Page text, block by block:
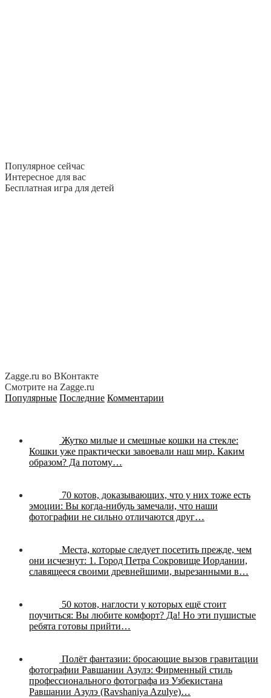
Популярное сейчас
Интересное для вас
Бесплатная игра для детей
Zagge.ru во ВКонтакте
Смотрите на Zagge.ru
Популярные Последние Комментарии
Жутко милые и смешные кошки на стекле:
Кошки уже практически завоевали наш мир. Каким
образом? Да потому…
70 котов, доказывающих, что у них тоже есть
эмоции: Вы когда-нибудь замечали, что наши
фотографии не сильно отличаются друг…
Места, которые следует посетить прежде, чем
они исчезнут: 1. Город Петра Сокровище Иордании,
славящееся своими древнейшими, вырезанными в…
50 котов, наглости у которых ещё стоит
поучиться: Вы любите комфорт? Да! Но эти пушистые
ребята готовы прийти…
Полёт фантазии: бросающие вызов гравитации
фотографии Равшании Азулэ: Фирменный стиль
профессионального фотографа из Узбекистана
Равшании Азулэ (Ravshaniya Azulye)…